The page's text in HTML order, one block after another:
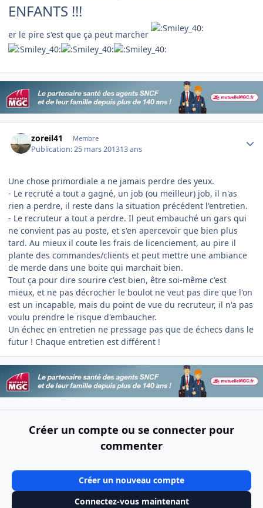
ENFANTS !!!
er le pire s'est que ça peut marcher
zoreil41 Membre
Publication:25 mars 201313 ans
Une chose primordiale a ne jamais perdre des yeux.
- Le recruté a tout a gagné, un job (ou meilleur) job, il n'as
rien a perdre, il reste dans la situation précédent l'entretien.
- Le recruteur a tout a perdre. Il peut embauché un gars qui
ne convient pas au poste, et s'en apercevoir que bien plus
tard. Au mieux il coute les frais de licenciement, au pire il
plante des commandes/clients et peut mettre une ambiance
de merde dans une boite qui marchait bien.
Tout ça pour dire sourire c'est bien, être soi-même c'est
mieux, et ne pas décrocher le boulot ne veut pas dire que l'on
est un incapable, mais du point de vue du recruteur, il n'a pas
voulu prendre le risque d'embaucher.
Un échec en entretien ne pressage pas que de échecs dans le
futur ! Chaque entretien est différent !
Créer un compte ou se connecter pour
commenter
Créer un nouveau compte
Connectez-vous maintenant